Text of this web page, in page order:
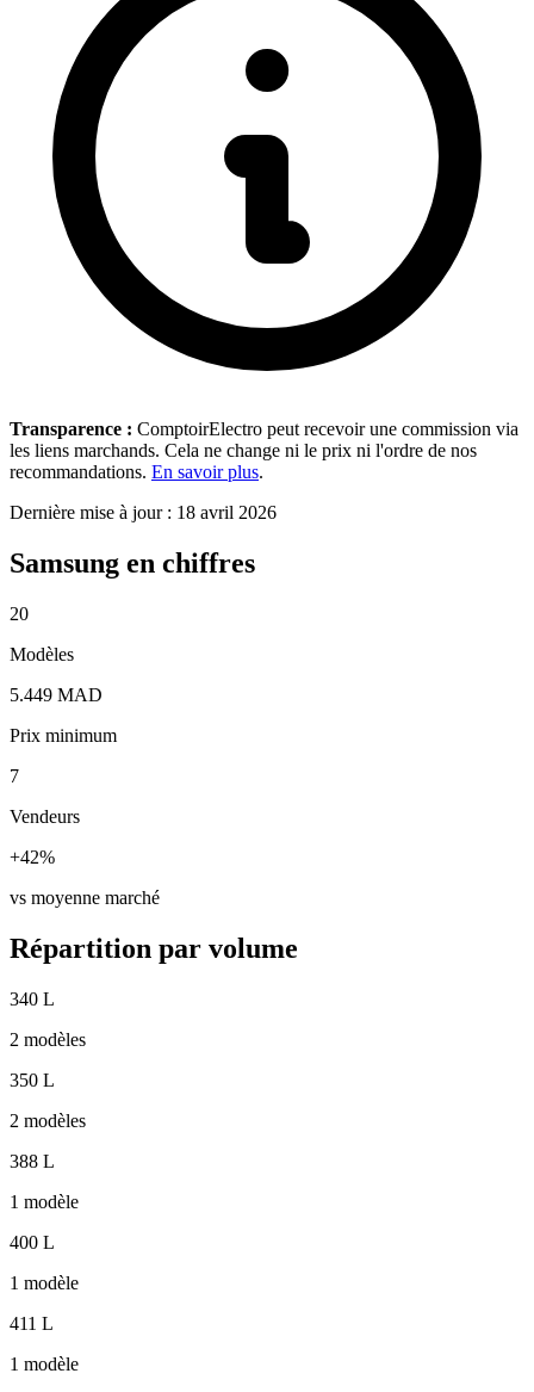
Transparence : ComptoirElectro peut recevoir une commission via
les liens marchands. Cela ne change ni le prix ni l'ordre de nos
recommandations. En savoir plus.
Dernière mise à jour : 18 avril 2026
Samsung en chiffres
20
Modèles
5.449 MAD
Prix minimum
7
Vendeurs
+42%
vs moyenne marché
Répartition par volume
340 L
2 modèles
350 L
2 modèles
388 L
1 modèle
400 L
1 modèle
411 L
1 modèle